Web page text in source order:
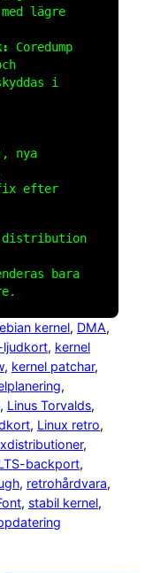
lägre
Coredump
i
nya
efter
distribution
bara
kernel, DMA
ljudkort, kernel
, kernel patchar
, Linus Torvalds
, Linux retro
backport
, retrohårdvara
, stabil kernel